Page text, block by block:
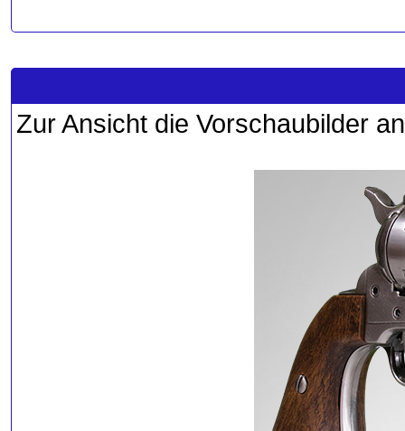
Zur Ansicht die Vorschaubilder